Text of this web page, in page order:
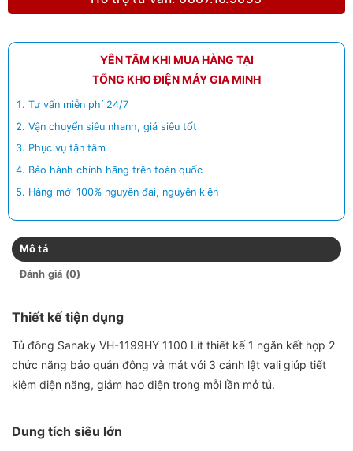
YÊN TÂM KHI MUA HÀNG TẠI
TỔNG KHO ĐIỆN MÁY GIA MINH
Tư vấn miễn phí 24/7
Vận chuyển siêu nhanh, giá siêu tốt
Phục vụ tận tâm
Bảo hành chính hãng trên toàn quốc
Hàng mới 100% nguyên đai, nguyên kiện
Mô tả
Đánh giá (0)
Thiết kế tiện dụng
Tủ đông Sanaky VH-1199HY 1100 Lít thiết kế 1 ngăn kết hợp 2
chức năng bảo quản đông và mát với 3 cánh lật vali giúp tiết
kiệm điện năng, giảm hao điện trong mỗi lần mở tủ.
Dung tích siêu lớn